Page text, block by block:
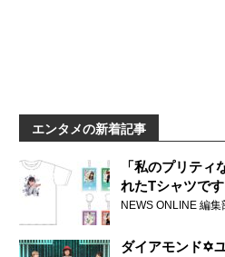
エンタメの新着記事
「私のプリティ
れたTシャツで
天下無双』初の
NEWS ONLINE 編集
ダイアモンド✡